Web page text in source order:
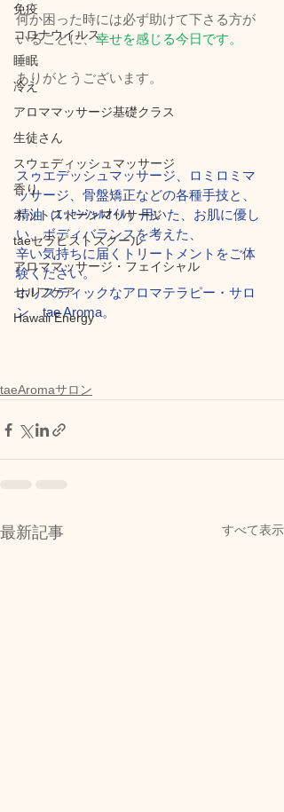
免疫
コロナウイルス
睡眠
冷え
アロママッサージ基礎クラス
生徒さん
スウェディッシュマッサージ
香り
ホットストーンマッサージ
taeセラピストスクール
アロママッサージ・フェイシャル
セルフケア
Hawaii Energy
何か困った時には必ず助けて下さる方が
いることに、幸せを感じる今日です。
ありがとうございます。
スゥエデッシュマッサージ、ロミロミマ
ッサージ、骨盤矯正などの各種手技と、
精油（ｴｯｾﾝｼｬﾙｵｲﾙ）用いた、お肌に優し
い、ボディバランスを考えた、
辛い気持ちに届くトリートメントをご体
験ください。
ホリスティックなアロマテラピー・サロ
ン　tae Aroma。
taeAromaサロン
最新記事 すべて表示